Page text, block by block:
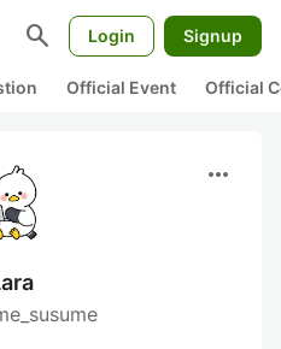
search Login Signup
Official Event Official
more_horiz